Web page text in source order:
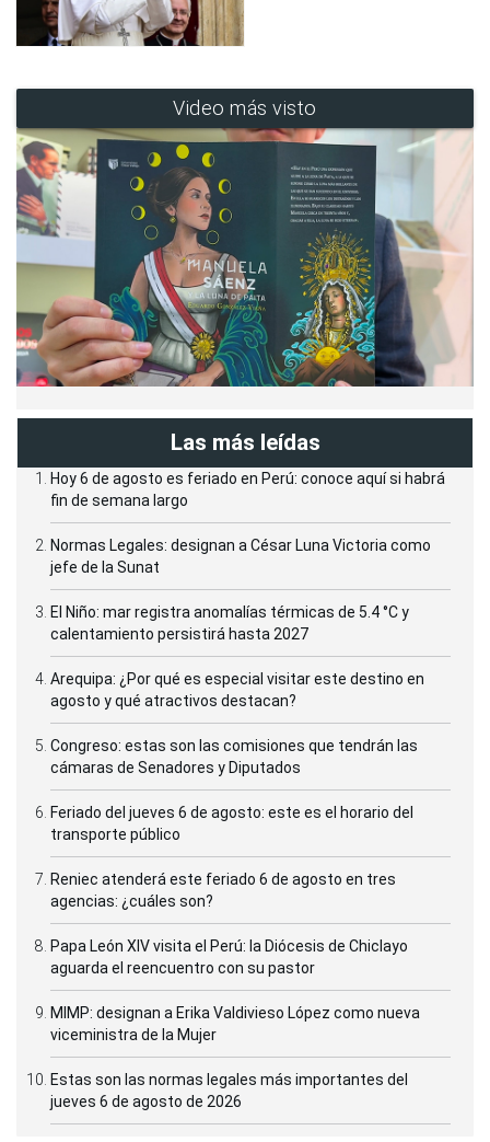
Video más visto
Las más leídas
Hoy 6 de agosto es feriado en Perú: conoce aquí si habrá
fin de semana largo
Normas Legales: designan a César Luna Victoria como
jefe de la Sunat
El Niño: mar registra anomalías térmicas de 5.4 °C y
calentamiento persistirá hasta 2027
Arequipa: ¿Por qué es especial visitar este destino en
agosto y qué atractivos destacan?
Congreso: estas son las comisiones que tendrán las
cámaras de Senadores y Diputados
Feriado del jueves 6 de agosto: este es el horario del
transporte público
Reniec atenderá este feriado 6 de agosto en tres
agencias: ¿cuáles son?
Papa León XIV visita el Perú: la Diócesis de Chiclayo
aguarda el reencuentro con su pastor
MIMP: designan a Erika Valdivieso López como nueva
viceministra de la Mujer
Estas son las normas legales más importantes del
jueves 6 de agosto de 2026